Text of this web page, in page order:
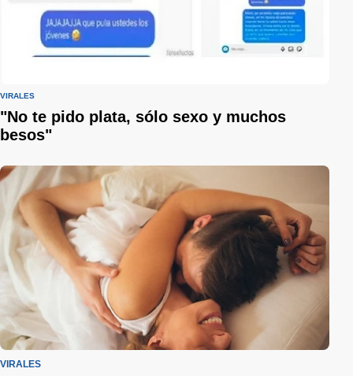
VIRALES
"No te pido plata, sólo sexo y muchos
besos"
VIRALES